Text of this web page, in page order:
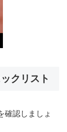
クリスト
確認しましょ